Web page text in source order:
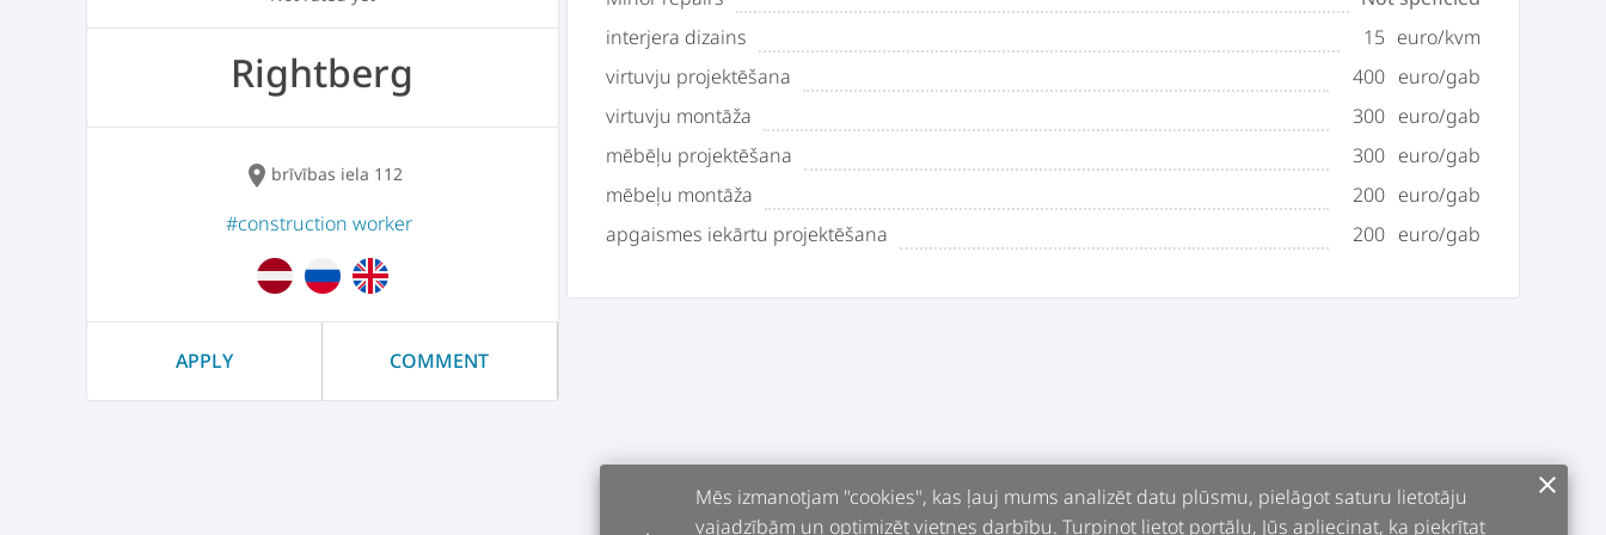
Rightberg
location_on brīvības iela 112
#construction worker
APPLY COMMENT
interjera dizains
15 euro/kvm
virtuvju projektēšana
400 euro/gab
virtuvju montāža
300 euro/gab
mēbēļu projektēšana
300 euro/gab
mēbeļu montāža
200 euro/gab
apgaismes iekārtu projektēšana
200 euro/gab
Mēs izmanotjam "cookies", kas ļauj mums analizēt datu plūsmu, pielāgot saturu lietotāju
vajadzībām un optimizēt vietnes darbību. Turpinot lietot portālu, Jūs apliecinat, ka piekrītat
clear